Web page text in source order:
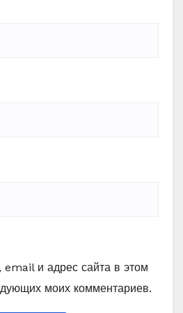
и адрес сайта в этом
моих комментариев.